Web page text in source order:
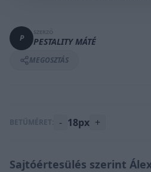
P PESTALITY MÁTÉ
MEGOSZTÁS
BETŰMÉRET: - 18px +
Sajtóértesülés szerint